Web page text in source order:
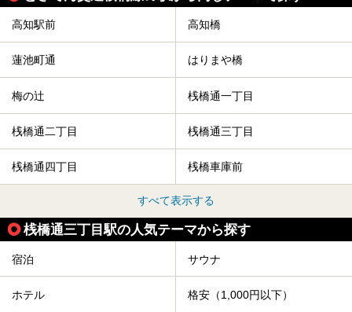
高知駅前 高知橋
蓮池町通 はりまや橋
梅の辻 桟橋通一丁目
桟橋通二丁目 桟橋通三丁目
桟橋通四丁目 桟橋車庫前
すべて表示する
桟橋通三丁目駅の人気テーマから探す
宿泊 サウナ
ホテル 格安（1,000円以下）